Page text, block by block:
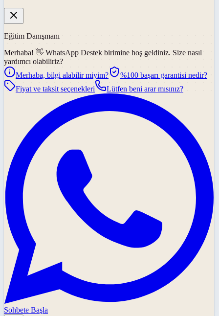
Eğitim Danışmanı
Merhaba! 👋 WhatsApp Destek birimine hoş geldiniz. Size nasıl
yardımcı olabiliriz?
Merhaba, bilgi alabilir miyim?
%100 başarı garantisi nedir?
Fiyat ve taksit seçenekleri
Lütfen beni arar mısınız?
Sohbete Başla